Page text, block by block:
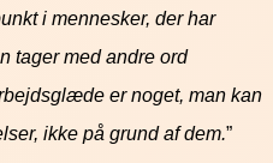
i mennesker, der har
tager med andre ord
er noget, man kan
ikke på grund af dem.”